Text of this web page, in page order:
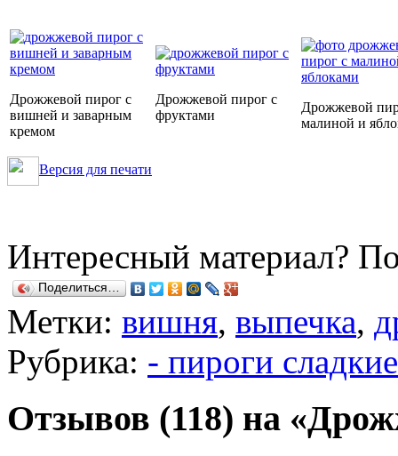
Дрожжевой пирог с
вишней и заварным
кремом
Дрожжевой пирог с
фруктами
Дрожжевой
малиной и
Версия для печати
Интересный материал?
Поделиться…
Метки: вишня, выпечка,
Рубрика: - пироги сладкие
Отзывов (118) на